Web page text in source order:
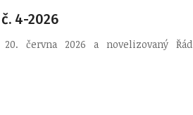
4-2026
června 2026 a novelizovaný Řád